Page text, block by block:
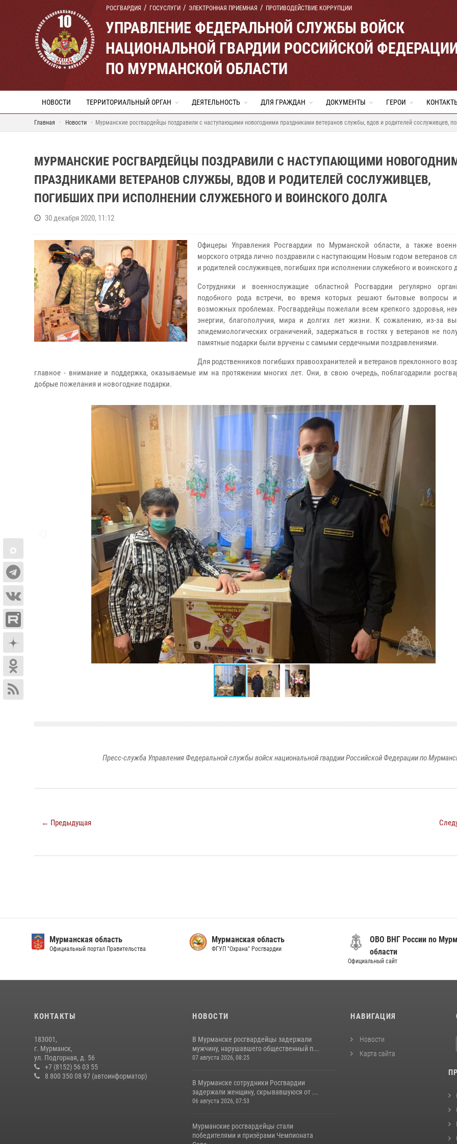
РОСГВАРДИЯ ГОСУСЛУГИ ЭЛЕКТРОННАЯ ПРИЕМНАЯ ПРОТИВОДЕЙСТВИЕ КОРРУПЦИИ
УПРАВЛЕНИЕ ФЕДЕРАЛЬНОЙ СЛУЖБЫ ВОЙСК
НАЦИОНАЛЬНОЙ ГВАРДИИ РОССИЙСКОЙ
ПО МУРМАНСКОЙ ОБЛАСТИ
НОВОСТИ ТЕРРИТОРИАЛЬНЫЙ ОРГАН ДЕЯТЕЛЬНОСТЬ ДЛЯ ГРАЖДАН ДОКУМЕНТЫ ГЕРОИ
Главная Новости Мурманские росгвардейцы поздравили с наступающими новогодними праздниками ветеранов службы, вдов и родителей сослуживцев,
МУРМАНСКИЕ РОСГВАРДЕЙЦЫ ПОЗДРАВИЛИ С НАСТУПАЮЩИМИ
ПРАЗДНИКАМИ ВЕТЕРАНОВ СЛУЖБЫ, ВДОВ И РОДИТЕЛЕЙ СОСЛУЖИВЦЕВ,
ПОГИБШИХ ПРИ ИСПОЛНЕНИИ СЛУЖЕБНОГО И ВОИНСКОГО ДОЛГА
30 декабря 2020, 11:12
Офицеры Управления Росгвардии по Мурманской области, а также
морского отряда лично поздравили с наступающим Новым годом ветеранов
и родителей сослуживцев, погибших при исполнении служебного и воинского
Сотрудники и военнослужащие областной Росгвардии регулярно
подобного рода встречи, во время которых решают бытовые вопросы
возможных проблемах. Росгвардейцы пожелали всем крепкого здоровья,
энергии, благополучия, мира и долгих лет жизни. К сожалению, из-за
эпидемиологических ограничений, задержаться в гостях у ветеранов не
памятные подарки были вручены с самыми сердечными поздравлениями.
Для родственников погибших правоохранителей и ветеранов преклонного
главное - внимание и поддержка, оказываемые им на протяжении многих лет. Они, в свою очередь, поблагодарили
добрые пожелания и новогодние подарки.
Пресс-служба Управления Федеральной службы войск национальной гвардии Российской Федерации по
← Предыдущая
Мурманская область
Официальный портал Правительства
Мурманская область
ФГУП "Охрана" Росгвардии
ОВО ВНГ России по
области
Официальный сайт
КОНТАКТЫ
183001,
г. Мурманск,
ул. Подгорная, д. 56
+7 (8152) 56 03 55
8 800 350 08 97 (автоинформатор)
НОВОСТИ
В Мурманске росгвардейцы задержали
мужчину, нарушавшего общественный п...
07 августа 2026, 08:25
В Мурманске сотрудники Росгвардии
задержали женщину, скрывавшуюся от ...
06 августа 2026, 07:53
Мурманские росгвардейцы стали
победителями и призёрами Чемпионата
НАВИГАЦИЯ
Новости
Карта сайта